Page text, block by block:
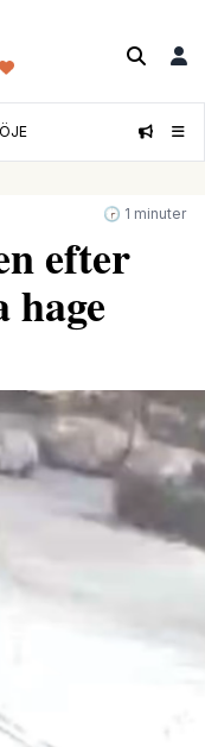
🕝 1 minuter
efter
hage